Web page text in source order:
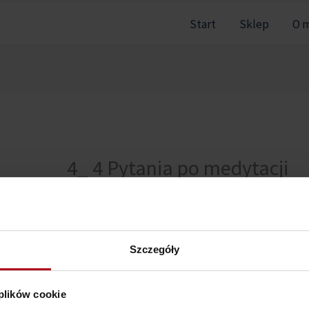
Szczegóły
cookie
Start Sklep O
4_ 4 Pytania po medytacji
Nie można pokazać tej sekcji, ponieważ nie jesteś